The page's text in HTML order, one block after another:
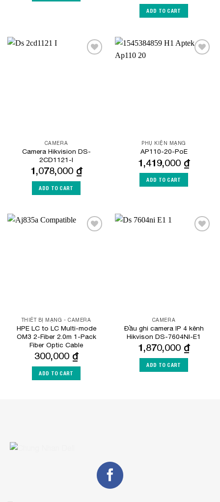
ADD TO CART
CAMERA
Camera Hikvision DS-
2CD1121-I
1,078,000 ₫
ADD TO CART
PHỤ KIỆN MẠNG
AP110-20-PoE
1,419,000 ₫
ADD TO CART
THIẾT BỊ MẠNG - CAMERA
HPE LC to LC Multi-mode
OM3 2-Fiber 2.0m 1-Pack
Fiber Optic Cable
300,000 ₫
ADD TO CART
CAMERA
Đầu ghi camera IP 4 kênh
Hikvison DS-7604NI-E1
1,870,000 ₫
ADD TO CART